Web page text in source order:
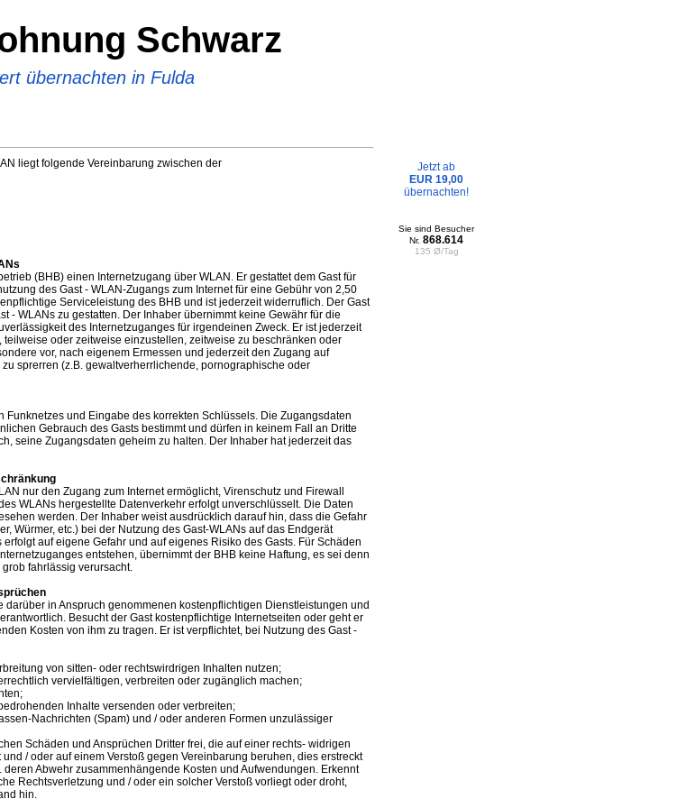
Schwarz
übernachten in Fulda
liegt folgende Vereinbarung zwischen der
(BHB) einen Internetzugang über WLAN. Er gestattet dem Gast für
des Gast - WLAN-Zugangs zum Internet für eine Gebühr von 2,50
Serviceleistung des BHB und ist jederzeit widerruflich. Der Gast
- WLANs zu gestatten. Der Inhaber übernimmt keine Gewähr für die
des Internetzuganges für irgendeinen Zweck. Er ist jederzeit
teilweise oder zeitweise einzustellen, zeitweise zu beschränken oder
vor, nach eigenem Ermessen und jederzeit den Zugang auf
sprerren (z.B. gewaltverherrlichende, pornographische oder
Funknetzes und Eingabe des korrekten Schlüssels. Die Zugangsdaten
Gebrauch des Gasts bestimmt und dürfen in keinem Fall an Dritte
seine Zugangsdaten geheim zu halten. Der Inhaber hat jederzeit das
nur den Zugang zum Internet ermöglicht, Virenschutz und Firewall
WLANs hergestellte Datenverkehr erfolgt unverschlüsselt. Die Daten
werden. Der Inhaber weist ausdrücklich darauf hin, dass die Gefahr
Würmer, etc.) bei der Nutzung des Gast-WLANs auf das Endgerät
auf eigene Gefahr und auf eigenes Risiko des Gasts. Für Schäden
entstehen, übernimmt der BHB keine Haftung, es sei denn
fahrlässig verursacht.
darüber in Anspruch genommenen kostenpflichtigen Dienstleistungen und
Besucht der Gast kostenpflichtige Internetseiten oder geht er
Kosten von ihm zu tragen. Er ist verpflichtet, bei Nutzung des Gast -
von sitten- oder rechtswirdrigen Inhalten nutzen;
vervielfältigen, verbreiten oder zugänglich machen;
Inhalte versenden oder verbreiten;
Nachrichten (Spam) und / oder anderen Formen unzulässiger
Schäden und Ansprüchen Dritter frei, die auf einer rechts- widrigen
/ oder auf einem Verstoß gegen Vereinbarung beruhen, dies erstreckt
Abwehr zusammenhängende Kosten und Aufwendungen. Erkennt
Rechtsverletzung und / oder ein solcher Verstoß vorliegt oder droht,
hin.
Jetzt ab
EUR 19,00
übernachten!
Sie sind Besucher
Nr. 868.614
135 Ø/Tag